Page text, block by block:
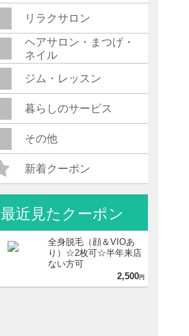
リラクサロン
ヘアサロン・まつげ・
ネイル
ジム・レッスン
暮らしのサービス
その他
新着クーポン
最近見たクーポン
全身脱毛（顔＆VIOあ
り）☆2枚可☆半年来店
ない方可
2,500円